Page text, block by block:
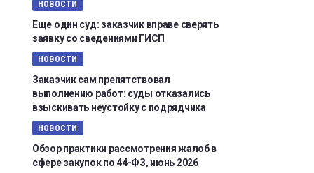
НОВОСТИ
Еще один суд: заказчик вправе сверять
заявку со сведениями ГИСП
НОВОСТИ
Заказчик сам препятствовал
выполнению работ: суды отказались
взыскивать неустойку с подрядчика
НОВОСТИ
Обзор практики рассмотрения жалоб в
сфере закупок по 44-ФЗ, июнь 2026